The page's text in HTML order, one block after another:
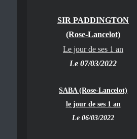
SIR PADDINGTON
(Rose-Lancelot)
Le jour de ses 1 an
Le 07/03/2022
SABA (Rose-Lancelot)
le jour de ses 1 an
Le 06/03/2022